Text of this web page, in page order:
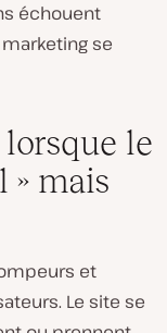
échouent
se
lorsque le
» mais
et
Le site se